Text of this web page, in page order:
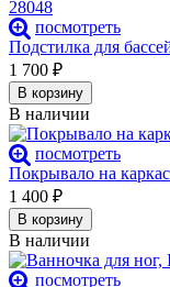
посмотреть
Подстилка для
1 700 ₽
В корзину
В наличии
посмотреть
Покрывало на
1 400 ₽
В корзину
В наличии
посмотреть